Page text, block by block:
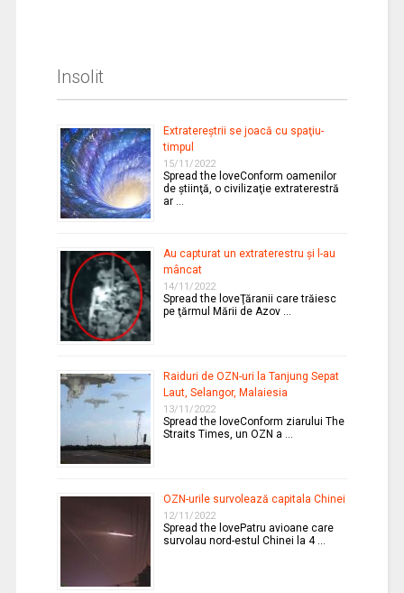
Insolit
Extratereştrii se joacă cu spaţiu-
timpul
15/11/2022
Spread the loveConform oamenilor
de ştiinţă, o civilizaţie extraterestră
ar …
Au capturat un extraterestru şi l-au
mâncat
14/11/2022
Spread the loveŢăranii care trăiesc
pe ţărmul Mării de Azov …
Raiduri de OZN-uri la Tanjung Sepat
Laut, Selangor, Malaiesia
13/11/2022
Spread the loveConform ziarului The
Straits Times, un OZN a …
OZN-urile survolează capitala Chinei
12/11/2022
Spread the lovePatru avioane care
survolau nord-estul Chinei la 4 …